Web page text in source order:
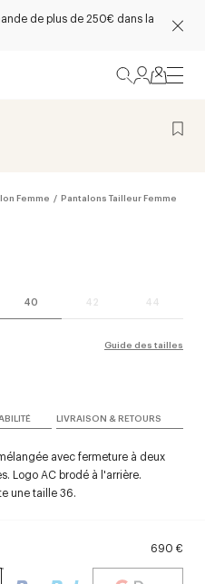
de plus de 250€ dans la
Femme / Pantalons Tailleur Femme
40 42 44
Guide des tailles
690 €
LIVRAISON & RETOURS
avec fermeture à deux
Logo AC brodé à l'arrière.
une taille 36.